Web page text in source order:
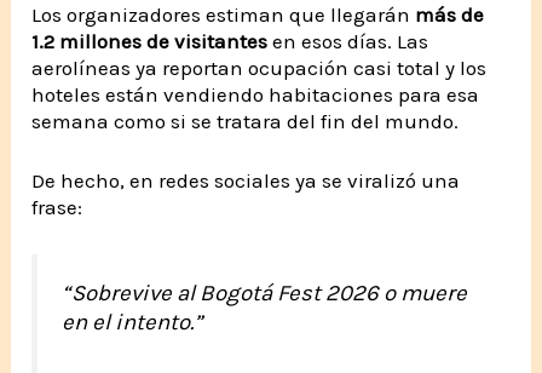
Los organizadores estiman que llegarán más de
1.2 millones de visitantes en esos días. Las
aerolíneas ya reportan ocupación casi total y los
hoteles están vendiendo habitaciones para esa
semana como si se tratara del fin del mundo.
De hecho, en redes sociales ya se viralizó una
frase:
“Sobrevive al Bogotá Fest 2026 o muere
en el intento.”